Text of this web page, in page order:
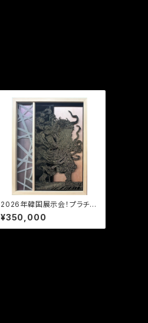
2026年韓国展示会！プラチナ
風神スポンサー✨
¥350,000